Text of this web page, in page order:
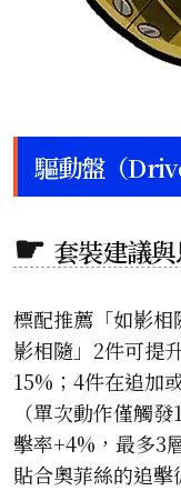
驅動盤（
套裝建議
標配推薦「如影
影相隨」2件可提
15%；4件在追加
（單次動作僅觸
擊率+4%，最多3
貼合奧菲絲的追擊